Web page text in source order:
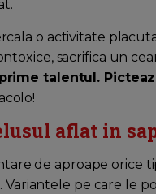
o activitate
sacrifica un
talentul.
aflat in
de aproape orice
Variantele pe care le